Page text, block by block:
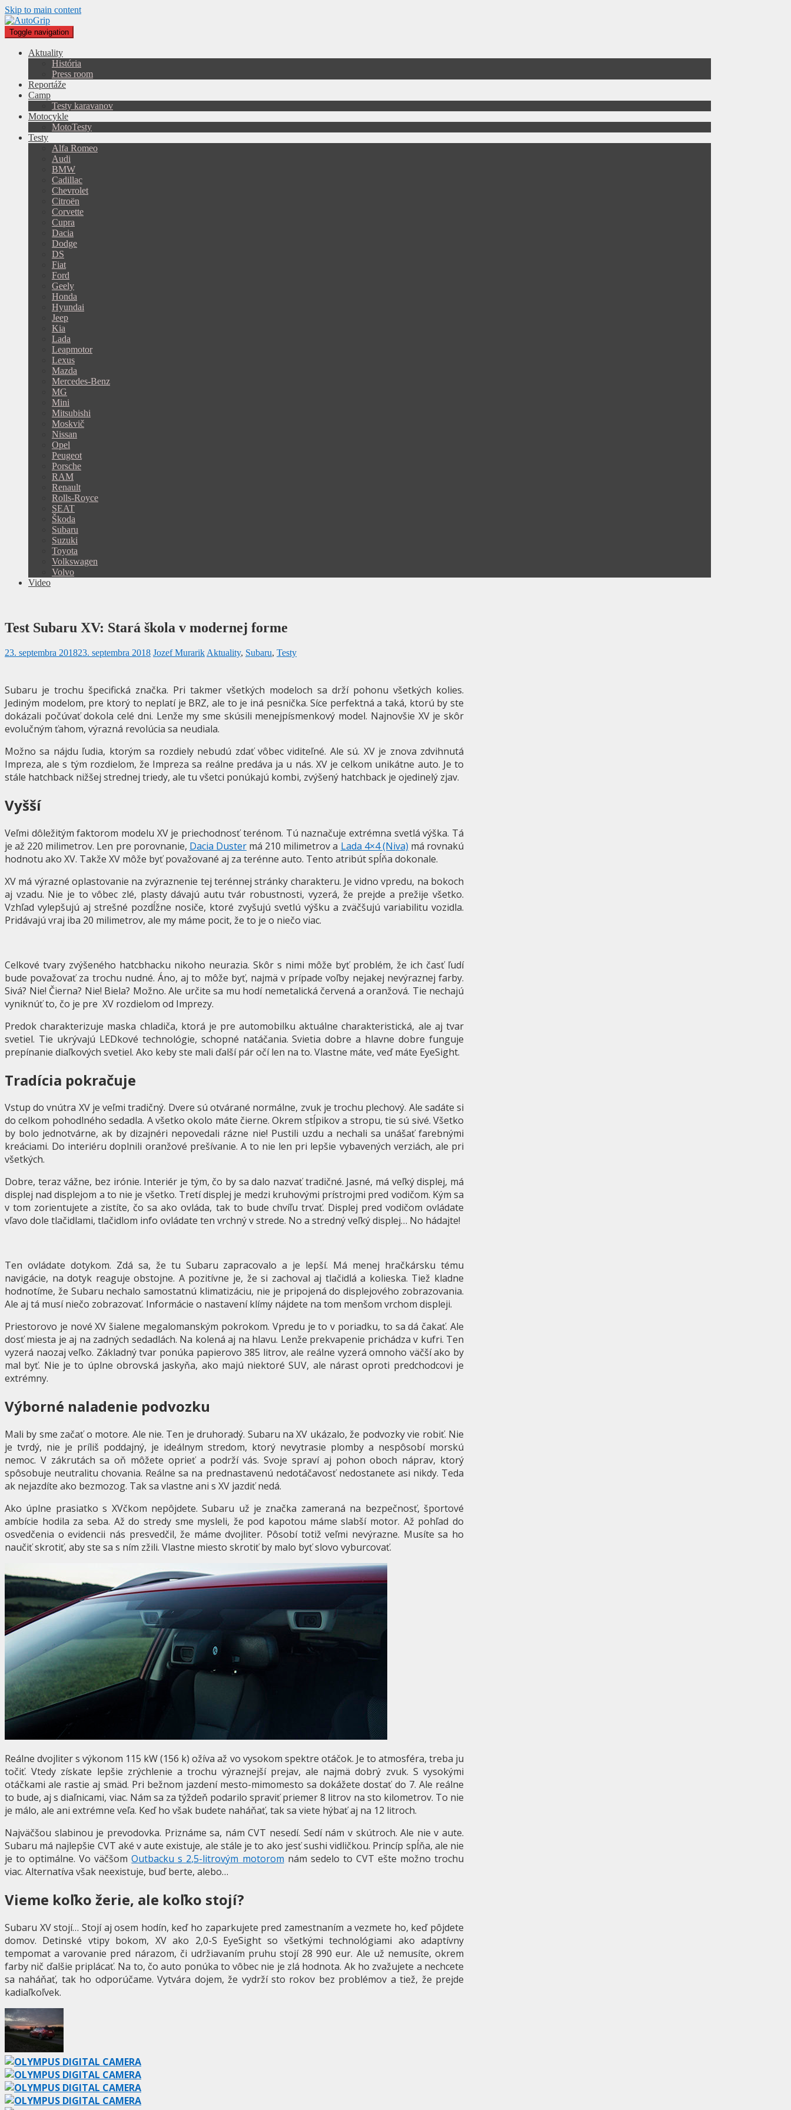
Skip to main content
Toggle navigation
Aktuality
História
Press room
Reportáže
Camp
Testy karavanov
Motocykle
MotoTesty
Testy
Alfa Romeo
Audi
BMW
Cadillac
Chevrolet
Citroën
Corvette
Cupra
Dacia
Dodge
DS
Fiat
Ford
Geely
Honda
Hyundai
Jeep
Kia
Lada
Leapmotor
Lexus
Mazda
Mercedes-Benz
MG
Mini
Mitsubishi
Moskvič
Nissan
Opel
Peugeot
Porsche
RAM
Renault
Rolls-Royce
SEAT
Škoda
Subaru
Suzuki
Toyota
Volkswagen
Volvo
Video
Test Subaru XV: Stará škola v modernej forme
23. septembra 201823. septembra 2018 Jozef Murarik Aktuality, Subaru, Testy
Subaru je trochu špecifická značka. Pri takmer všetkých modeloch sa drží pohonu všetkých kolies.
Jediným modelom, pre ktorý to neplatí je BRZ, ale to je iná pesnička. Síce perfektná a taká, ktorú by ste
dokázali počúvať dokola celé dni. Lenže my sme skúsili menejpísmenkový model. Najnovšie XV je skôr
evolučným ťahom, výrazná revolúcia sa neudiala.
Možno sa nájdu ľudia, ktorým sa rozdiely nebudú zdať vôbec viditeľné. Ale sú. XV je znova zdvihnutá
Impreza, ale s tým rozdielom, že Impreza sa reálne predáva ja u nás. XV je celkom unikátne auto. Je to
stále hatchback nižšej strednej triedy, ale tu všetci ponúkajú kombi, zvýšený hatchback je ojedinelý zjav.
Vyšší
Veľmi dôležitým faktorom modelu XV je priechodnosť terénom. Tú naznačuje extrémna svetlá výška. Tá
je až 220 milimetrov. Len pre porovnanie, Dacia Dustermá 210 milimetrov a Lada 4×4 (Niva) má rovnakú
hodnotu ako XV. Takže XV môže byť považované aj za terénne auto. Tento atribút spĺňa dokonale.
XV má výrazné oplastovanie na zvýraznenie tej terénnej stránky charakteru. Je vidno vpredu, na bokoch
aj vzadu. Nie je to vôbec zlé, plasty dávajú autu tvár robustnosti, vyzerá, že prejde a prežije všetko.
Vzhľad vylepšujú aj strešné pozdĺžne nosiče, ktoré zvyšujú svetlú výšku a zväčšujú variabilitu vozidla.
Pridávajú vraj iba 20 milimetrov, ale my máme pocit, že to je o niečo viac.
Celkové tvary zvýšeného hatcbhacku nikoho neurazia. Skôr s nimi môže byť problém, že ich časť ľudí
bude považovať za trochu nudné. Áno, aj to môže byť, najmä v prípade voľby nejakej nevýraznej farby.
Sivá? Nie! Čierna? Nie! Biela? Možno. Ale určite sa mu hodí nemetalická červená a oranžová. Tie nechajú
vyniknúť to, čo je pre XV rozdielom od Imprezy.
Predok charakterizuje maska chladiča, ktorá je pre automobilku aktuálne charakteristická, ale aj tvar
svetiel. Tie ukrývajú LEDkové technológie, schopné natáčania. Svietia dobre a hlavne dobre funguje
prepínanie diaľkových svetiel. Ako keby ste mali ďalší pár očí len na to. Vlastne máte, veď máte EyeSight.
Tradícia pokračuje
Vstup do vnútra XV je veľmi tradičný. Dvere sú otvárané normálne, zvuk je trochu plechový. Ale sadáte si
do celkom pohodlného sedadla. A všetko okolo máte čierne. Okrem stĺpikov a stropu, tie sú sivé. Všetko
by bolo jednotvárne, ak by dizajnéri nepovedali rázne nie! Pustili uzdu a nechali sa unášať farebnými
kreáciami. Do interiéru doplnili oranžové prešívanie. A to nie len pri lepšie vybavených verziách, ale pri
všetkých.
Dobre, teraz vážne, bez irónie. Interiér je tým, čo by sa dalo nazvať tradičné. Jasné, má veľký displej, má
displej nad displejom a to nie je všetko. Tretí displej je medzi kruhovými prístrojmi pred vodičom. Kým sa
v tom zorientujete a zistíte, čo sa ako ovláda, tak to bude chvíľu trvať. Displej pred vodičom ovládate
vľavo dole tlačidlami, tlačidlom info ovládate ten vrchný v strede. No a stredný veľký displej… No hádajte!
Ten ovládate dotykom. Zdá sa, že tu Subaru zapracovalo a je lepší. Má menej hračkársku tému
navigácie, na dotyk reaguje obstojne. A pozitívne je, že si zachoval aj tlačidlá a kolieska. Tiež kladne
hodnotíme, že Subaru nechalo samostatnú klimatizáciu, nie je pripojená do displejového zobrazovania.
Ale aj tá musí niečo zobrazovať. Informácie o nastavení klímy nájdete na tom menšom vrchom displeji.
Priestorovo je nové XV šialene megalomanským pokrokom. Vpredu je to v poriadku, to sa dá čakať. Ale
dosť miesta je aj na zadných sedadlách. Na kolená aj na hlavu. Lenže prekvapenie prichádza v kufri. Ten
vyzerá naozaj veľko. Základný tvar ponúka papierovo 385 litrov, ale reálne vyzerá omnoho väčší ako by
mal byť. Nie je to úplne obrovská jaskyňa, ako majú niektoré SUV, ale nárast oproti predchodcovi je
extrémny.
Výborné naladenie podvozku
Mali by sme začať o motore. Ale nie. Ten je druhoradý. Subaru na XV ukázalo, že podvozky vie robiť. Nie
je tvrdý, nie je príliš poddajný, je ideálnym stredom, ktorý nevytrasie plomby a nespôsobí morskú
nemoc. V zákrutách sa oň môžete oprieť a podrží vás. Svoje spraví aj pohon oboch náprav, ktorý
spôsobuje neutralitu chovania. Reálne sa na prednastavenú nedotáčavosť nedostanete asi nikdy. Teda
ak nejazdíte ako bezmozog. Tak sa vlastne ani s XV jazdiť nedá.
Ako úplne prasiatko s XVčkom nepôjdete. Subaru už je značka zameraná na bezpečnosť, športové
ambície hodila za seba. Až do stredy sme mysleli, že pod kapotou máme slabší motor. Až pohľad do
osvedčenia o evidencii nás presvedčil, že máme dvojliter. Pôsobí totiž veľmi nevýrazne. Musíte sa ho
naučiť skrotiť, aby ste sa s ním zžili. Vlastne miesto skrotiť by malo byť slovo vyburcovať.
Reálne dvojliter s výkonom 115 kW (156 k) ožíva až vo vysokom spektre otáčok. Je to atmosféra, treba ju
točiť. Vtedy získate lepšie zrýchlenie a trochu výraznejší prejav, ale najmä dobrý zvuk. S vysokými
otáčkami ale rastie aj smäd. Pri bežnom jazdení mesto-mimomesto sa dokážete dostať do 7. Ale reálne
to bude, aj s diaľnicami, viac. Nám sa za týždeň podarilo spraviť priemer 8 litrov na sto kilometrov. To nie
je málo, ale ani extrémne veľa. Keď ho však budete naháňať, tak sa viete hýbať aj na 12 litroch.
Najväčšou slabinou je prevodovka. Priznáme sa, nám CVT nesedí. Sedí nám v skútroch. Ale nie v aute.
Subaru má najlepšie CVT aké v aute existuje, ale stále je to ako jesť sushi vidličkou. Princíp spĺňa, ale nie
je to optimálne. Vo väčšomOutbacku s 2,5-litrovým motorom nám sedelo to CVT ešte možno trochu
viac. Alternatíva však neexistuje, buď berte, alebo…
Vieme koľko žerie, ale koľko stojí?
Subaru XV stojí… Stojí aj osem hodín, keď ho zaparkujete pred zamestnaním a vezmete ho, keď pôjdete
domov. Detinské vtipy bokom, XV ako 2,0-S EyeSight so všetkými technológiami ako adaptívny
tempomat a varovanie pred nárazom, či udržiavaním pruhu stojí 28 990 eur. Ale už nemusíte, okrem
farby nič ďalšie priplácať. Na to, čo auto ponúka to vôbec nie je zlá hodnota. Ak ho zvažujete a nechcete
sa naháňať, tak ho odporúčame. Vytvára dojem, že vydrží sto rokov bez problémov a tiež, že prejde
kadiaľkoľvek.